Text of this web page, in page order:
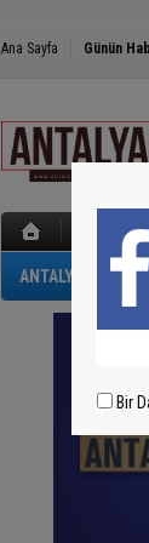
Ana Sayfa Günün
ANTALYA
Bir